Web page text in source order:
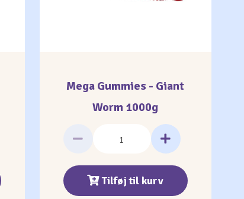
Mega Gummies - Giant
Worm 1000g
Tilføj til kurv